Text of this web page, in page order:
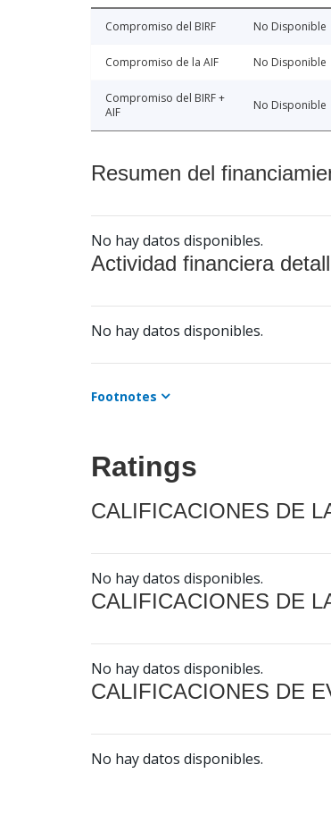
Compromiso del BIRF No Disponible
Compromiso de la AIF No Disponible
Compromiso del BIRF +
AIF
No Disponible
Resumen del
No hay datos disponibles.
Actividad financiera
No hay datos disponibles.
Footnotes
Ratings
CALIFICACIONES DE
No hay datos disponibles.
CALIFICACIONES DE
No hay datos disponibles.
CALIFICACIONES DE
No hay datos disponibles.